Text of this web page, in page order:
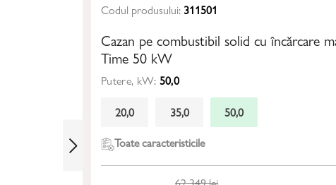
Codul produsului: 311501
Cazan pe combustibil solid cu încărcare
Time 50 kW
Putere, kW: 50,0
20,0
35,0
50,0
Toate caracteristicile